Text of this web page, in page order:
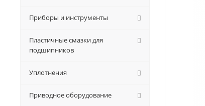
Приборы и инструменты
Пластичные смазки для
подшипников
Уплотнения
Приводное оборудование